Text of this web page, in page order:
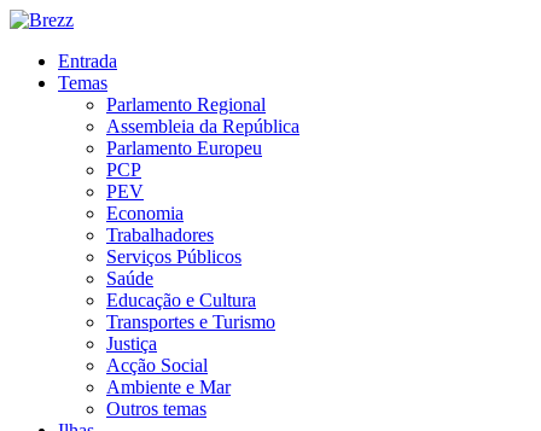
Entrada
Temas
Parlamento Regional
Assembleia da República
Parlamento Europeu
PCP
PEV
Economia
Trabalhadores
Serviços Públicos
Saúde
Educação e Cultura
Transportes e Turismo
Justiça
Acção Social
Ambiente e Mar
Outros temas